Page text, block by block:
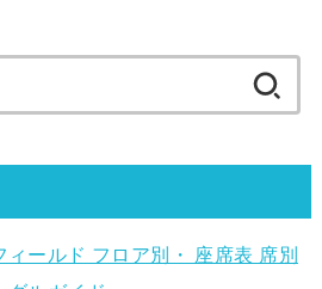
索:
ィールド フロア別・ 座席表 席別